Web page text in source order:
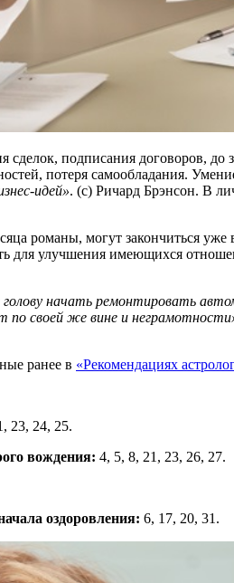
подписания договоров,
потеря самообладания.
идей». (с) Ричард Брэнсон. В
романы, могут закончиться
для улучшения имеющихся
начать ремонтировать
своей же вине и
ранее в «Рекомендациях
23, 24, 25.
вождения: 4, 5, 8, 21, 23, 26, 27.
оздоровления: 6, 17, 20, 31.